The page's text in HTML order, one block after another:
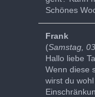
Schönes
Frank
(Samstag,
Hallo liebe
Wenn diese
wirst du